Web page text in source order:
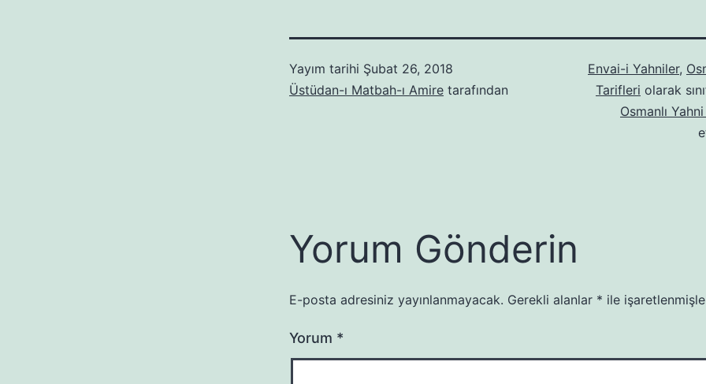
Yayım tarihi Şubat 26, 2018
Üstüdan-ı Matbah-ı Amire tarafından
Envai-i Yahniler,
Tarifleri olarak
Osmanlı
Yorum Gönderin
E-posta adresiniz yayınlanmayacak. Gerekli alanlar * ile
Yorum *